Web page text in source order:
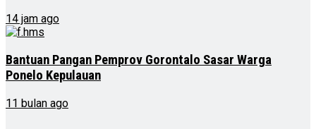
14 jam ago
Bantuan Pangan Pemprov Gorontalo Sasar Warga
Ponelo Kepulauan
11 bulan ago